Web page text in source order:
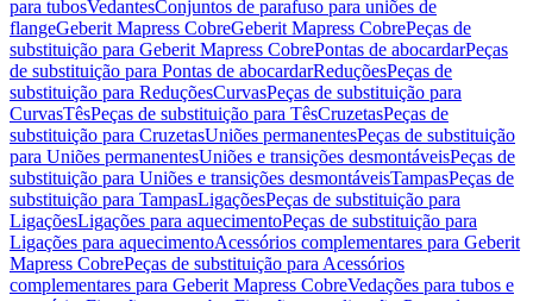
para tubosVedantesConjuntos de parafuso para uniões de
flangeGeberit Mapress CobreGeberit Mapress CobrePeças de
substituição para Geberit Mapress CobrePontas de abocardarPeças
de substituição para Pontas de abocardarReduçõesPeças de
substituição para ReduçõesCurvasPeças de substituição para
CurvasTêsPeças de substituição para TêsCruzetasPeças de
substituição para CruzetasUniões permanentesPeças de substituição
para Uniões permanentesUniões e transições desmontáveisPeças de
substituição para Uniões e transições desmontáveisTampasPeças de
substituição para TampasLigaçõesPeças de substituição para
LigaçõesLigações para aquecimentoPeças de substituição para
Ligações para aquecimentoAcessórios complementares para Geberit
Mapress CobrePeças de substituição para Acessórios
complementares para Geberit Mapress CobreVedações para tubos e